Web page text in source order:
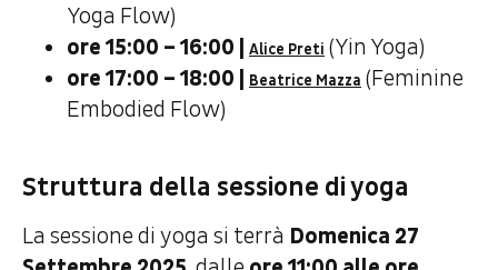
Yoga Flow)
ore 15:00 – 16:00 |
Alice Preti (Yin Yoga)
ore 17:00 – 18:00 |
Beatrice Mazza (Feminine
Embodied Flow)
Struttura della sessione di yoga
La sessione di yoga si terrà Domenica 27